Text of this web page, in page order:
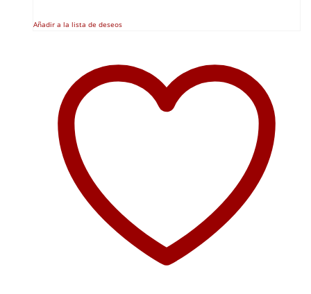
Añadir a la lista de deseos